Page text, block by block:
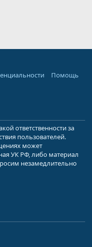
Помощь
ответственности за
пользователей.
может
УК РФ, либо материал
незамедлительно